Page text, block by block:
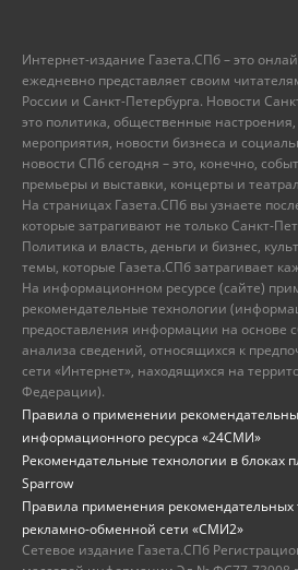
Интернет-издание Газета.СПб – это
ежедневно представляет своим
России и Санкт-Петербурга. Новости
это политика, общественные
мероприятия, новости бизнеса и
новости СПб сегодня – это, конечно,
премьеры и выставки, концерты и
На страницах Газета.СПб вы узнаете
которые затрагивают не только Санкт-
Политика и власть, деньги и бизнес,
темы, которые Газета.СПб затрагивает
На информационном ресурсе (сайте)
рекомендательные технологии
предоставления информации на основе
анализа сведений, относящихся к
сети «Интернет», находящихся на
Федерации).
Правила о применении
информационного ресурса «24СМИ»
Рекомендательные технологии в блоках
Sparrow
Правила применения рекомендательных
рекламно-обменной сети «СМИ2»
Сетевое издание Газета.СПб